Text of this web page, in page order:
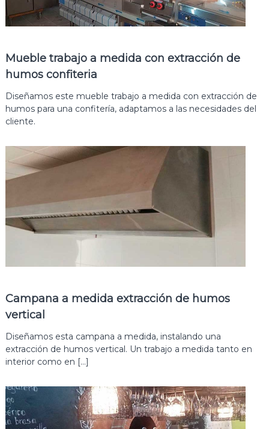
Mueble trabajo a medida con extracción de
humos confiteria
Diseñamos este mueble trabajo a medida con extracción de
humos para una confitería, adaptamos a las necesidades del
cliente.
Campana a medida extracción de humos
vertical
Diseñamos esta campana a medida, instalando una
extracción de humos vertical. Un trabajo a medida tanto en
interior como en […]